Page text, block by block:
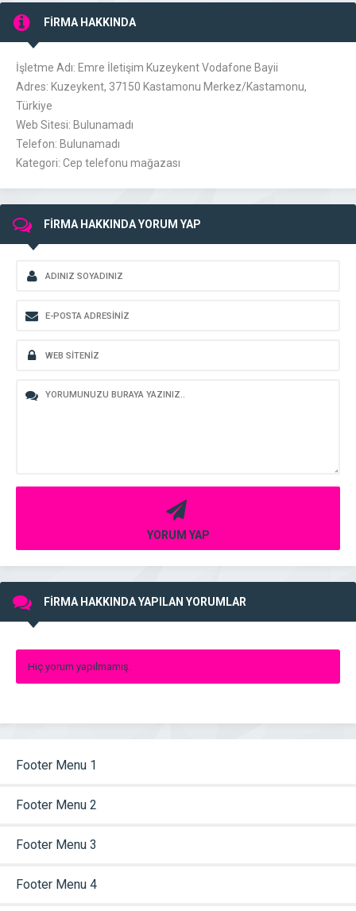
FİRMA HAKKINDA
İşletme Adı: Emre İletişim Kuzeykent Vodafone Bayii
Adres: Kuzeykent, 37150 Kastamonu Merkez/Kastamonu,
Türkiye
Web Sitesi: Bulunamadı
Telefon: Bulunamadı
Kategori: Cep telefonu mağazası
FİRMA HAKKINDA YORUM YAP
YORUM YAP
FİRMA HAKKINDA YAPILAN YORUMLAR
Hiç yorum yapılmamış.
Footer Menu 1
Footer Menu 2
Footer Menu 3
Footer Menu 4